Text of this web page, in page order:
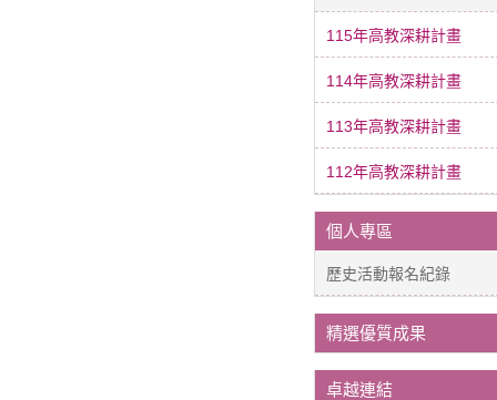
115年高教深耕計畫
114年高教深耕計畫
113年高教深耕計畫
112年高教深耕計畫
個人專區
歷史活動報名紀錄
精選優質成果
卓越連結